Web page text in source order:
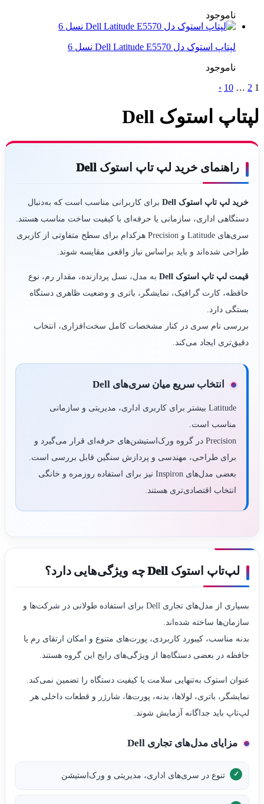
ناموجود
لپتاپ استوک دل Dell Latitude E5570 نسل 6
ناموجود
1
2
…
10
›
لپتاپ استوک Dell
راهنمای خرید لپ تاپ استوک Dell
خرید لپ تاپ استوک Dell
برای کاربرانی مناسب است که به‌دنبال
دستگاهی اداری، سازمانی یا حرفه‌ای با کیفیت ساخت مناسب هستند.
سری‌های Latitude و Precision هرکدام برای سطح متفاوتی از کاربری
طراحی شده‌اند و باید براساس نیاز واقعی مقایسه شوند.
قیمت لپ تاپ استوک Dell
به مدل، نسل پردازنده، مقدار رم، نوع
حافظه، کارت گرافیک، نمایشگر، باتری و وضعیت ظاهری دستگاه
بستگی دارد.
بررسی نام سری در کنار مشخصات کامل سخت‌افزاری، انتخاب
دقیق‌تری ایجاد می‌کند.
انتخاب سریع میان سری‌های Dell
Latitude بیشتر برای کاربری اداری، مدیریتی و سازمانی
مناسب است.
Precision در گروه ورک‌استیشن‌های حرفه‌ای قرار می‌گیرد و
برای طراحی، مهندسی و پردازش سنگین قابل بررسی است.
بعضی مدل‌های Inspiron نیز برای استفاده روزمره و خانگی
انتخاب اقتصادی‌تری هستند.
لپ‌تاپ استوک Dell چه ویژگی‌هایی دارد؟
بسیاری از مدل‌های تجاری Dell برای استفاده طولانی در شرکت‌ها و
سازمان‌ها ساخته شده‌اند.
بدنه مناسب، کیبورد کاربردی، پورت‌های متنوع و امکان ارتقای رم یا
حافظه در بعضی دستگاه‌ها از ویژگی‌های رایج این گروه هستند.
عنوان استوک به‌تنهایی سلامت یا کیفیت دستگاه را تضمین نمی‌کند.
نمایشگر، باتری، لولاها، بدنه، پورت‌ها، شارژر و قطعات داخلی هر
لپ‌تاپ باید جداگانه آزمایش شوند.
مزایای مدل‌های تجاری Dell
تنوع در سری‌های اداری، مدیریتی و ورک‌استیشن